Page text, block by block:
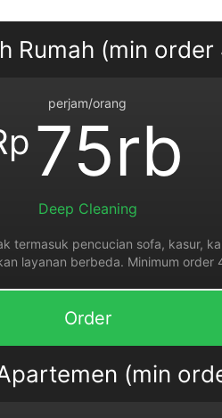
Rumah (min order
perjam/orang
75rb
Deep Cleaning
termasuk pencucian sofa, kasur,
layanan berbeda. Minimum order
Order
(min